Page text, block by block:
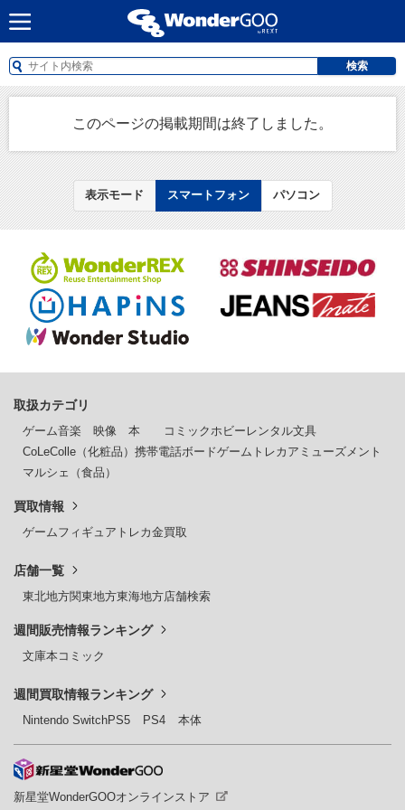
検索
このページの掲載期間は終了しました。
表示モード スマートフォン パソコン
取扱カテゴリ
ゲーム音楽 映像 本 コミック ホビー レンタル文具
CoLeColle（化粧品） 携帯電話ボードゲーム トレカ アミューズメント
マルシェ（食品）
買取情報
ゲームフィギュア トレカ金買取
店舗一覧
東北地方関東地方東海地方店舗検索
週間販売情報ランキング
文庫本コミック
週間買取情報ランキング
Nintendo SwitchPS5 PS4 本体
新星堂WonderGOOオンラインストア